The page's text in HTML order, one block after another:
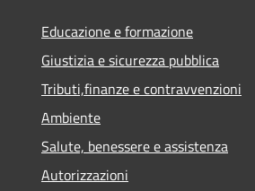
Educazione e formazione
Giustizia e sicurezza pubblica
Tributi,finanze e contravvenzioni
Ambiente
Salute, benessere e assistenza
Autorizzazioni